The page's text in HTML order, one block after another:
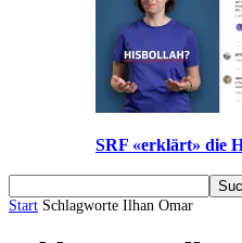
SRF «erklärt» die
Start Schlagworte Ilhan Omar